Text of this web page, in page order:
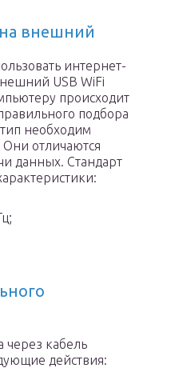
на внешний
интернет-
USB WiFi
происходит
подбора
тип необходим
отличаются
данных. Стандарт
через кабель
действия: